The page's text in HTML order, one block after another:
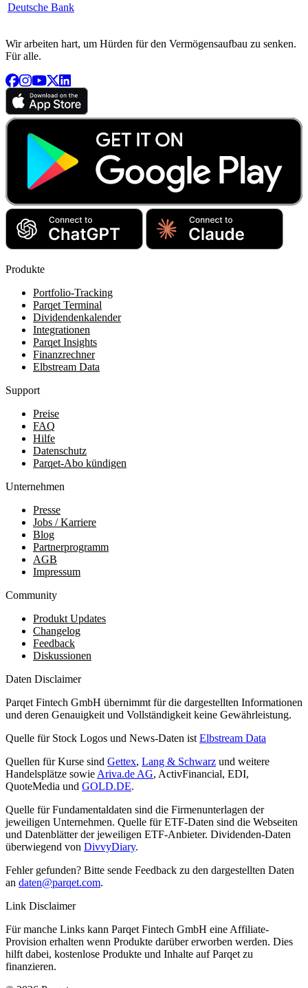
Deutsche Bank
Wir arbeiten hart, um Hürden für den Vermögensaufbau zu senken.
Für alle.
Produkte
Portfolio-Tracking
Parqet Terminal
Dividendenkalender
Integrationen
Parqet Insights
Finanzrechner
Elbstream Data
Support
Preise
FAQ
Hilfe
Datenschutz
Parqet-Abo kündigen
Unternehmen
Presse
Jobs / Karriere
Blog
Partnerprogramm
AGB
Impressum
Community
Produkt Updates
Changelog
Feedback
Diskussionen
Daten Disclaimer
Parqet Fintech GmbH übernimmt für die dargestellten Informationen
und deren Genauigkeit und Vollständigkeit keine Gewährleistung.
Quelle für Stock Logos und News-Daten ist Elbstream Data
Quellen für Kurse sind Gettex, Lang & Schwarz und weitere
Handelsplätze sowie Ariva.de AG, ActivFinancial, EDI,
QuoteMedia und GOLD.DE.
Quelle für Fundamentaldaten sind die Firmenunterlagen der
jeweiligen Unternehmen. Quelle für ETF-Daten sind die Webseiten
und Datenblätter der jeweiligen ETF-Anbieter. Dividenden-Daten
überwiegend von DivvyDiary.
Fehler gefunden? Bitte sende Feedback zu den dargestellten Daten
an daten@parqet.com.
Link Disclaimer
Für manche Links kann Parqet Fintech GmbH eine Affiliate-
Provision erhalten wenn Produkte darüber erworben werden. Dies
hilft dabei, kostenlose Produkte und Inhalte auf Parqet zu
finanzieren.